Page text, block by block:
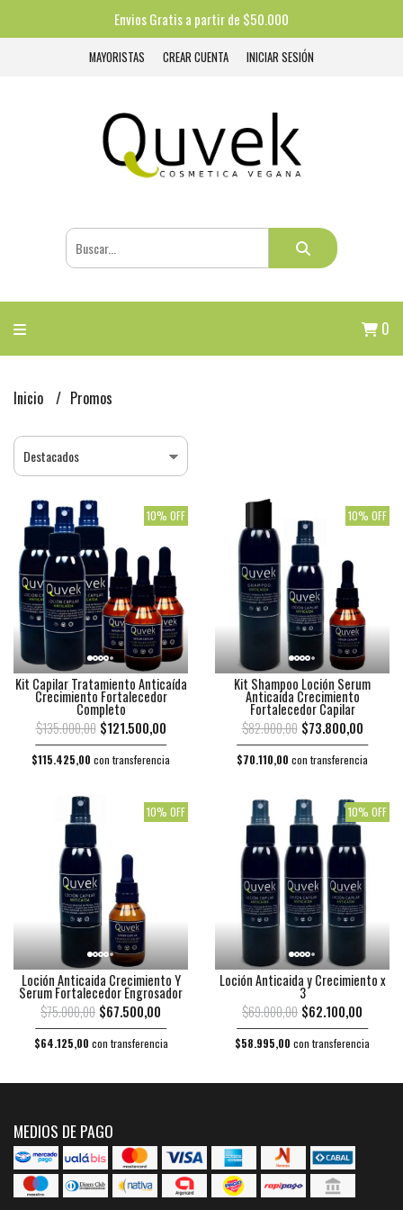
Envios Gratis a partir de $50.000
MAYORISTAS CREAR CUENTA INICIAR SESIÓN
0
Inicio Promos
10% OFF
Kit Capilar Tratamiento Anticaída
Crecimiento Fortalecedor
Completo
$135.000,00$121.500,00
$115.425,00 con transferencia
10% OFF
Kit Shampoo Loción Serum
Anticaida Crecimiento
Fortalecedor Capilar
$82.000,00$73.800,00
$70.110,00 con transferencia
10% OFF
Loción Anticaida Crecimiento Y
Serum Fortalecedor Engrosador
$75.000,00 $67.500,00
$64.125,00 con transferencia
10% OFF
Loción Anticaida y Crecimiento x
3
$69.000,00 $62.100,00
$58.995,00 con transferencia
MEDIOS DE PAGO